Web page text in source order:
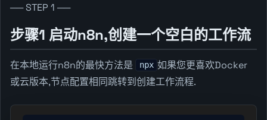
── STEP 1 ──
步骤1 启动n8n,创建一个空白的工作流
在本地运行n8n的最快方法是 npx 如果您更喜欢Docker
或云版本,节点配置相同跳转到创建工作流程.